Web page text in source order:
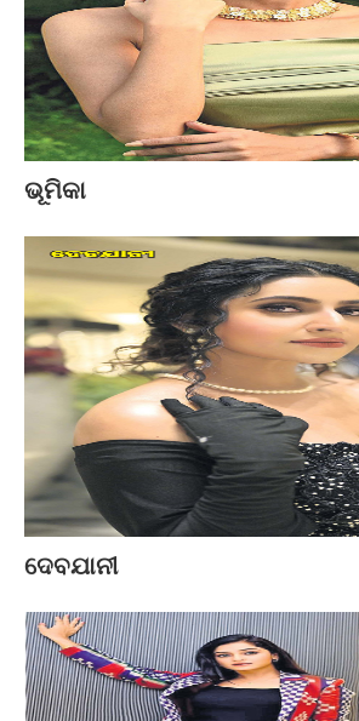
ଭୂମିକା
ଦେବଯାନୀ